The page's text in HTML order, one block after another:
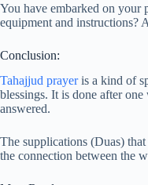
You have embarked on your
equipment and
Conclusion:
Tahajjud prayeris a kind of
blessings. It is done after
answered.
The supplications (Duas)
the connection between the